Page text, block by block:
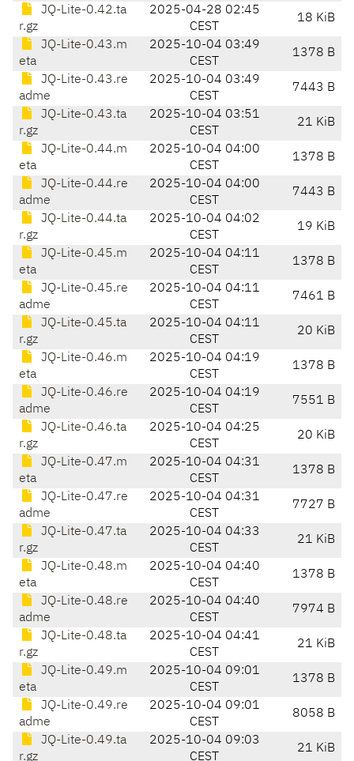
JQ-Lite-0.42.ta
r.gz
2025-04-28 02:45
CEST
18 KiB
JQ-Lite-0.43.m
eta
2025-10-04 03:49
CEST
1378 B
JQ-Lite-0.43.re
adme
2025-10-04 03:49
CEST
7443 B
JQ-Lite-0.43.ta
r.gz
2025-10-04 03:51
CEST
21 KiB
JQ-Lite-0.44.m
eta
2025-10-04 04:00
CEST
1378 B
JQ-Lite-0.44.re
adme
2025-10-04 04:00
CEST
7443 B
JQ-Lite-0.44.ta
r.gz
2025-10-04 04:02
CEST
19 KiB
JQ-Lite-0.45.m
eta
2025-10-04 04:11
CEST
1378 B
JQ-Lite-0.45.re
adme
2025-10-04 04:11
CEST
7461 B
JQ-Lite-0.45.ta
r.gz
2025-10-04 04:11
CEST
20 KiB
JQ-Lite-0.46.m
eta
2025-10-04 04:19
CEST
1378 B
JQ-Lite-0.46.re
adme
2025-10-04 04:19
CEST
7551 B
JQ-Lite-0.46.ta
r.gz
2025-10-04 04:25
CEST
20 KiB
JQ-Lite-0.47.m
eta
2025-10-04 04:31
CEST
1378 B
JQ-Lite-0.47.re
adme
2025-10-04 04:31
CEST
7727 B
JQ-Lite-0.47.ta
r.gz
2025-10-04 04:33
CEST
21 KiB
JQ-Lite-0.48.m
eta
2025-10-04 04:40
CEST
1378 B
JQ-Lite-0.48.re
adme
2025-10-04 04:40
CEST
7974 B
JQ-Lite-0.48.ta
r.gz
2025-10-04 04:41
CEST
21 KiB
JQ-Lite-0.49.m
eta
2025-10-04 09:01
CEST
1378 B
JQ-Lite-0.49.re
adme
2025-10-04 09:01
CEST
8058 B
JQ-Lite-0.49.ta
r.gz
2025-10-04 09:03
CEST
21 KiB